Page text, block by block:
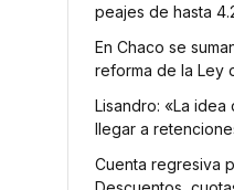
peajes de hasta
En Chaco se
reforma de la Ley
Lisandro: «La
llegar a
Cuenta regresiva